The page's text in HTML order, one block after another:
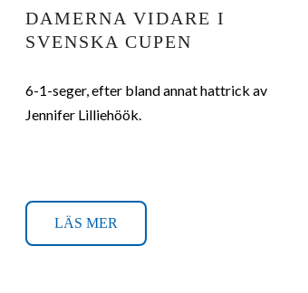
DAMERNA VIDARE I
SVENSKA CUPEN
6-1-seger, efter bland annat hattrick av
Jennifer Lilliehöök.
LÄS MER